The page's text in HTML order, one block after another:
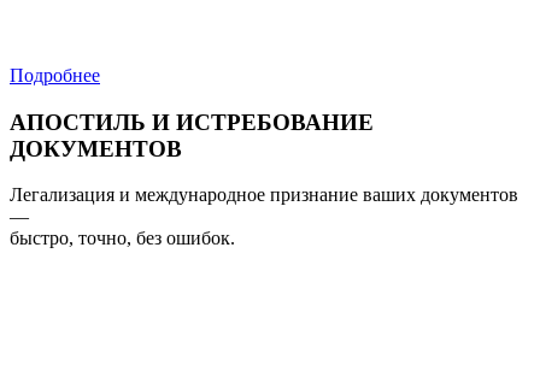
Подробнее
АПОСТИЛЬ И ИСТРЕБОВАНИЕ
ДОКУМЕНТОВ
Легализация и международное признание ваших документов
—
быстро, точно, без ошибок.